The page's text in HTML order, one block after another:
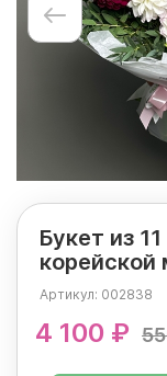
Букет из
корейской
Артикул: 002838
4 100 ₽